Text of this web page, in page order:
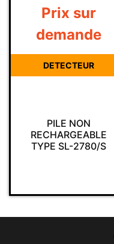
PILE NON
RECHARGEABLE
TYPE SL-2780/S
Prix sur
demande
DETECTEUR